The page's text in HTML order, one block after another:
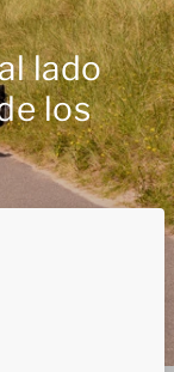
lado
los